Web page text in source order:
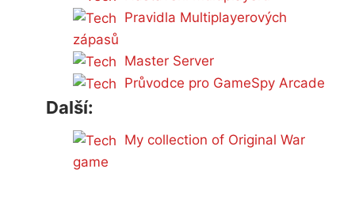
Pravidla Multiplayerových
zápasů
Master Server
Průvodce pro GameSpy Arcade
Další:
My collection of Original War
game